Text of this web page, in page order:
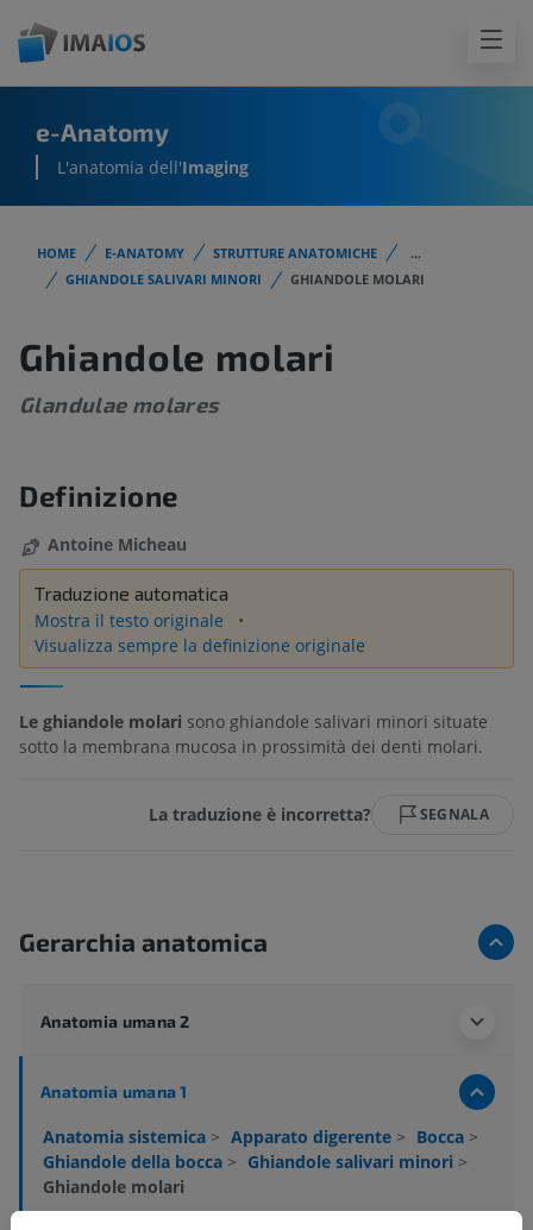
e-Anatomy
L'anatomia dell'Imaging
HOME E-ANATOMY STRUTTURE ANATOMICHE
...
GHIANDOLE SALIVARI MINORI
GHIANDOLE MOLARI
Ghiandole molari
Glandulae molares
Definizione
Antoine Micheau
Traduzione automatica
Mostra il testo originale
Visualizza sempre la definizione originale
Le ghiandole molari sono ghiandole salivari minori situate
sotto la membrana mucosa in prossimità dei denti molari.
La traduzione è incorretta? SEGNALA
Gerarchia anatomica
Anatomia umana 2
Anatomia umana 1
Anatomia sistemica > Apparato digerente > Bocca >
Ghiandole della bocca > Ghiandole salivari minori >
Ghiandole molari